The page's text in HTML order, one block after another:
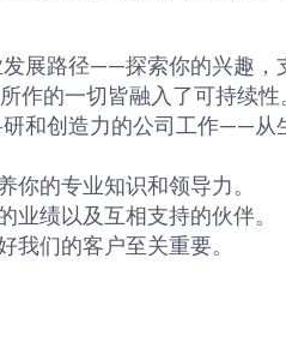
展路径——探索你的兴趣，
的一切皆融入了可持续性。
和创造力的公司工作——
的专业知识和领导力。
绩以及互相支持的伙伴。
们的客户至关重要。